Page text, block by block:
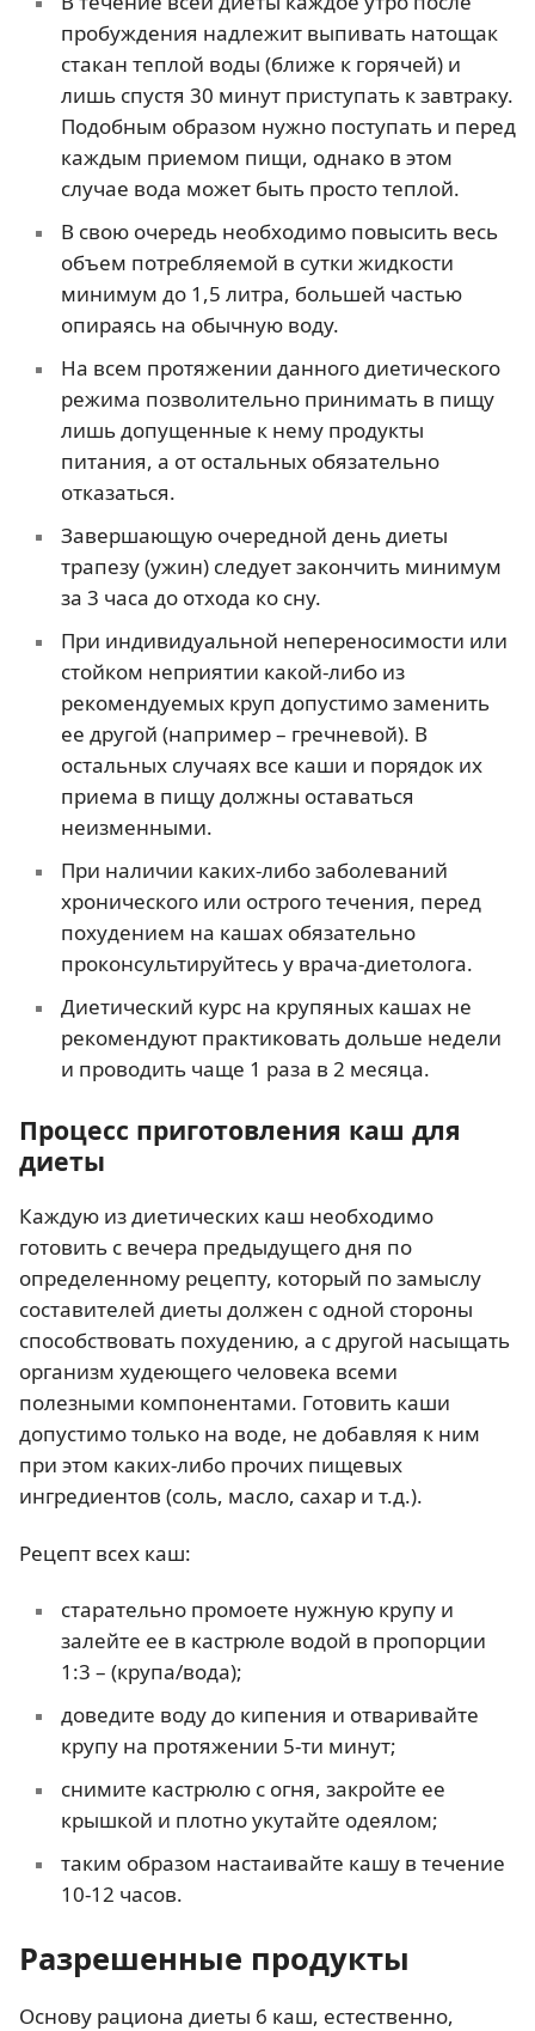
пробуждения надлежит выпивать натощак
стакан теплой воды (ближе к горячей) и
лишь спустя 30 минут приступать к завтраку.
Подобным образом нужно поступать и перед
каждым приемом пищи, однако в этом
случае вода может быть просто теплой.
В свою очередь необходимо повысить весь
объем потребляемой в сутки жидкости
минимум до 1,5 литра, большей частью
опираясь на обычную воду.
На всем протяжении данного диетического
режима позволительно принимать в пищу
лишь допущенные к нему продукты
питания, а от остальных обязательно
отказаться.
Завершающую очередной день диеты
трапезу (ужин) следует закончить минимум
за 3 часа до отхода ко сну.
При индивидуальной непереносимости или
стойком неприятии какой-либо из
рекомендуемых круп допустимо заменить
ее другой (например – гречневой). В
остальных случаях все каши и порядок их
приема в пищу должны оставаться
неизменными.
При наличии каких-либо заболеваний
хронического или острого течения, перед
похудением на кашах обязательно
проконсультируйтесь у врача-диетолога.
Диетический курс на крупяных кашах не
рекомендуют практиковать дольше недели
и проводить чаще 1 раза в 2 месяца.
Процесс приготовления каш для
диеты
Каждую из диетических каш необходимо
готовить с вечера предыдущего дня по
определенному рецепту, который по замыслу
составителей диеты должен с одной стороны
способствовать похудению, а с другой насыщать
организм худеющего человека всеми
полезными компонентами. Готовить каши
допустимо только на воде, не добавляя к ним
при этом каких-либо прочих пищевых
ингредиентов (соль, масло, сахар и т.д.).
Рецепт всех каш:
старательно промоете нужную крупу и
залейте ее в кастрюле водой в пропорции
1:3 – (крупа/вода);
доведите воду до кипения и отваривайте
крупу на протяжении 5-ти минут;
снимите кастрюлю с огня, закройте ее
крышкой и плотно укутайте одеялом;
таким образом настаивайте кашу в течение
10-12 часов.
Разрешенные продукты
Основу рациона диеты 6 каш, естественно,